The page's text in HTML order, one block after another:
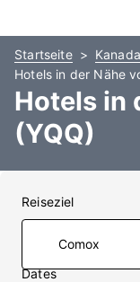
Startseite
Kanada
Hotels in der Nähe
Hotels in
(YQQ)
Reiseziel
Dates